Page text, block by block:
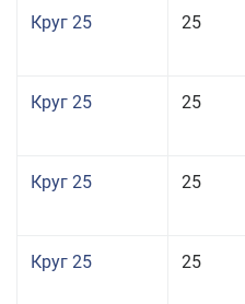
Круг 25 25
Круг 25 25
Круг 25 25
Круг 25 25